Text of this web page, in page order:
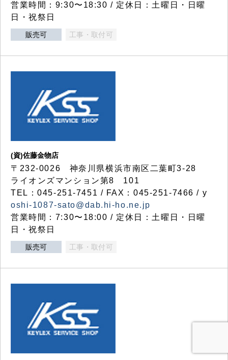
営業時間：9:30〜18:30 / 定休日：土曜日・日曜
日・祝祭日
販売可 工事・取付可
(資)佐藤金物店
〒232-0026 神奈川県横浜市南区二葉町3-28
ライオンズマンション第8 101
TEL：045-251-7451 / FAX：045-251-7466 / y
oshi-1087-sato@dab.hi-ho.ne.jp
営業時間：7:30〜18:00 / 定休日：土曜日・日曜
日・祝祭日
販売可 工事・取付可